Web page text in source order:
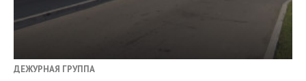
ДЕЖУРНАЯ ГРУППА